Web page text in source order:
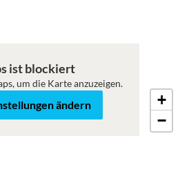
+
−
ist blockiert
um die Karte anzuzeigen.
ändern